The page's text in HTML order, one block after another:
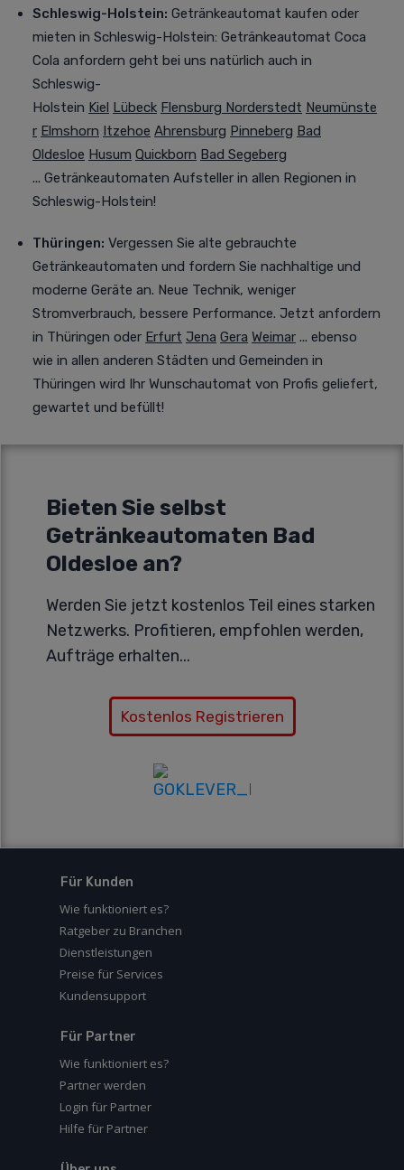
Schleswig-Holstein: Getränkeautomat kaufen oder
mieten in Schleswig-Holstein: Getränkeautomat Coca
Cola anfordern geht bei uns natürlich auch in
Schleswig-
Holstein Kiel Lübeck Flensburg Norderstedt Neumünste
r Elmshorn Itzehoe Ahrensburg Pinneberg Bad
Oldesloe Husum Quickborn Bad Segeberg
... Getränkeautomaten Aufsteller in allen Regionen in
Schleswig-Holstein!
Thüringen: Vergessen Sie alte gebrauchte
Getränkeautomaten und fordern Sie nachhaltige und
moderne Geräte an. Neue Technik, weniger
Stromverbrauch, bessere Performance. Jetzt anfordern
in Thüringen oder Erfurt Jena Gera Weimar ... ebenso
wie in allen anderen Städten und Gemeinden in
Thüringen wird Ihr Wunschautomat von Profis geliefert,
gewartet und befüllt!
Bieten Sie selbst
Getränkeautomaten Bad
Oldesloe an?
Werden Sie jetzt kostenlos Teil eines starken
Netzwerks. Profitieren, empfohlen werden,
Aufträge erhalten...
Kostenlos Registrieren
Für Kunden
Wie funktioniert es?
Ratgeber zu Branchen
Dienstleistungen
Preise für Services
Kundensupport
Für Partner
Wie funktioniert es?
Partner werden
Login für Partner
Hilfe für Partner